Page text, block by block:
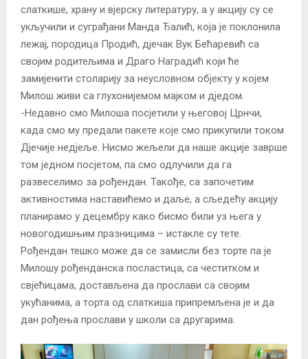
слаткише, храну и вјерску литературу, а у акцију су се
укључили и суграђани Манда Ђалић, која је поклонила
лежај, породица Продић, дјечак Вук Бећаревић са
својим родитељима и Драго Наградић који ће
замијенити столарију за неусловном објекту у којем
Милош живи са глухонијемом мајком и дједом.
-Недавно смо Милоша посјетили у његовој Црнчи,
када смо му предали пакете које смо прикупили током
Дјечије недјеље. Нисмо жељели да наше акције заврше
том једном посјетом, па смо одлучили да га
развеселимо за рођендан. Такође, са започетим
активностима наставићемо и даље, а сљедећу акцију
планирамо у децембру како бисмо били уз њега у
новогодишњим празницима – истакле су тете.
Рођендан тешко може да се замисли без торте па је
Милошу рођенданска посластица, са честитком и
свјећицама, достављена да прослави са својим
укућанима, а торта од слаткиша припремљена је и да
дан рођења прослави у школи са другарима.